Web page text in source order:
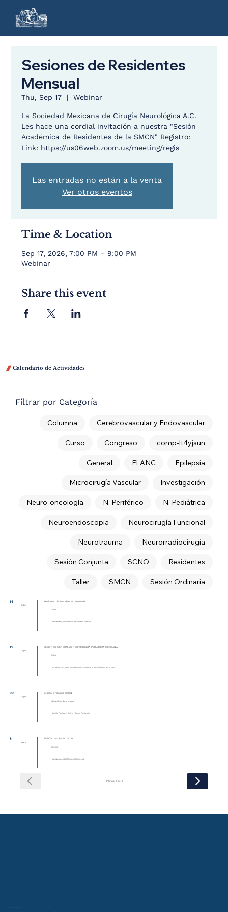
Filtrar por Categoría
Cerebrovascular y Endovascular
Columna
comp-lt4yjsun
Congreso
Curso
Epilepsia
FLANC
General
Investigación
Microcirugía Vascular
N. Pediátrica
N. Periférico
Neuro-oncología
Neurocirugía Funcional
Neuroendoscopia
Neurorradiocirugía
Neurotrauma
Residentes
SCNO
Sesión Conjunta
Sesión Ordinaria
SMCN
Taller
14
ago
Sesiones de Residentes Mensual
Online
Residentes, Sesiones de Residentes Mensual
19
ago
SESIONES MENSUALES NEUROCIRUGÍA PEDIÁTRICA MEXICANA
Online
N. Pediátrica, SESIONES MENSUALES NEUROCIRUGÍA PEDIÁTRICA MEXI...
22
ago
Sesión Ordinaria SMCN
Ubicación no determinada
Sesión Ordinaria SMCN , Sesión Ordinaria
8
sept
SESIÓN JOURNAL CLUB
ONLINE
Residentes, SESIÓN JOURNAL CLUB
Página 1 de 7
 Calendario de Actividades
Sesiones de Residentes
Mensual
Thu, Sep 17
  |
Webinar
La Sociedad Mexicana de Cirugía Neurológica A.C.
Les hace una cordial invitación a nuestra "Sesión
Académica de Residentes de la SMCN" Registro:
Link: https://us06web.zoom.us/meeting/regis
Las entradas no están a la venta
Ver otros eventos
Time & Location
Sep 17, 2026, 7:00 PM – 9:00 PM
Webinar
Share this event
Contacto: